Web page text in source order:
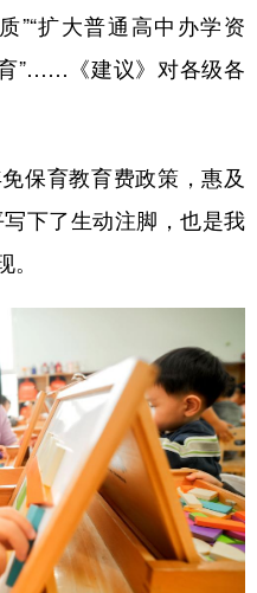
扩大普通高中办学资
”……《建议》对各级各
育教育费政策，惠及
下了生动注脚，也是我
。